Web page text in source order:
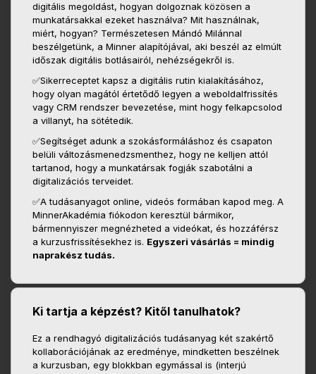
digitális megoldást, hogyan dolgoznak közösen a
munkatársakkal ezeket használva? Mit használnak,
miért, hogyan? Természetesen Mándó Milánnal
beszélgetünk, a Minner alapítójával, aki beszél az elmúlt
időszak digitális botlásairól, nehézségekről is.
✅Sikerreceptet kapsz a digitális rutin kialakításához,
hogy olyan magától értetődő legyen a weboldalfrissítés
vagy CRM rendszer bevezetése, mint hogy felkapcsolod
a villanyt, ha sötétedik.
✅Segítséget adunk a szokásformáláshoz és csapaton
belüli változásmenedzsmenthez, hogy ne kelljen attól
tartanod, hogy a munkatársak fogják szabotálni a
digitalizációs terveidet.
✅A tudásanyagot online, videós formában kapod meg. A
MinnerAkadémia fiókodon keresztül bármikor,
bármennyiszer megnézheted a videókat, és hozzáférsz
a kurzusfrissítésekhez is. Egyszeri vásárlás = mindig
naprakész tudás.
Ki tartja a képzést? Kitől tanulhatok?
Ez a rendhagyó digitalizációs tudásanyag két szakértő
kollaborációjának az eredménye, mindketten beszélnek
a kurzusban, egy blokkban egymással is (interjú